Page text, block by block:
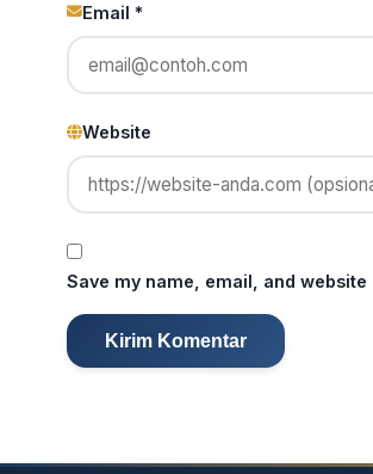
Email *
Website
Save my name, email, and